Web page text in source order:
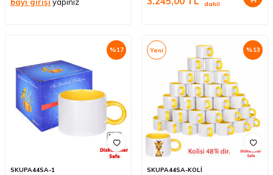
bayi girişi yapınız dahil
%17
SKUPA44SA-1
%13
Yeni
SKUPA44SA-KOLİ